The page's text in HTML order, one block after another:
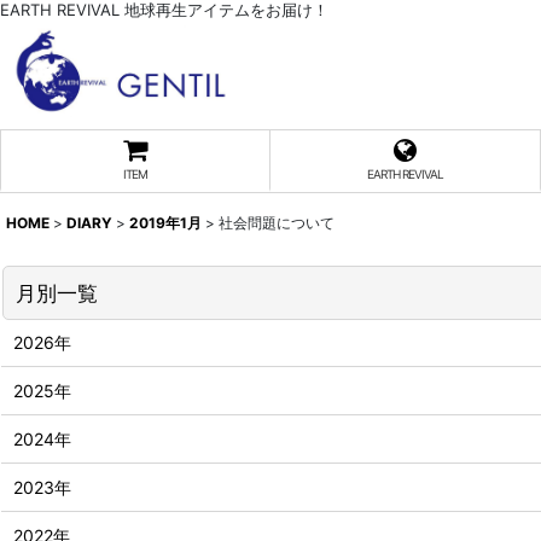
EARTH REVIVAL 地球再生アイテムをお届け！
ITEM EARTH REVIVAL
HOME > DIARY > 2019年1月 > 社会問題について
月別一覧
2026年
2025年
2024年
2023年
2022年